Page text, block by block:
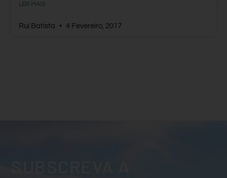
LER MAIS
Rui Batista 4 Fevereiro, 2017